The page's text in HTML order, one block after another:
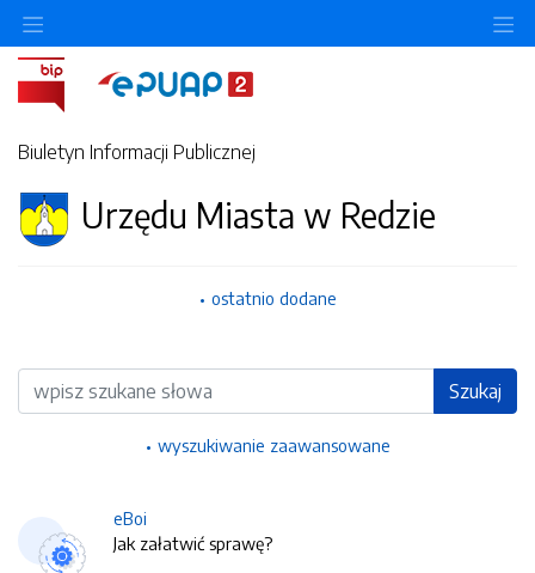
Biuletyn Informacji Publicznej
Urzędu Miasta w Redzie
ostatnio dodane
Wyszukiwarka Szukaj
wyszukiwanie zaawansowane
eBoi
Jak załatwić sprawę?